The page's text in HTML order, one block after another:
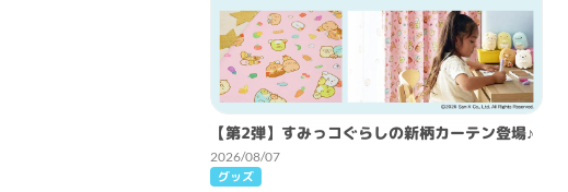
【第2弾】すみっコぐらしの新柄カーテン登場♪
2026/08/07
グッズ